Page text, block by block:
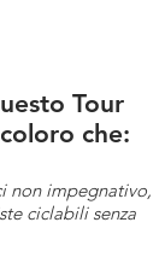
Tour
che:
non impegnativo,
ciclabili senza